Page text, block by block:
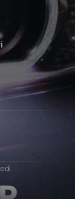
фари,
та
ремонт скла,
світла,
фари, наші
по всій
постійна
ціна,
проблеми: